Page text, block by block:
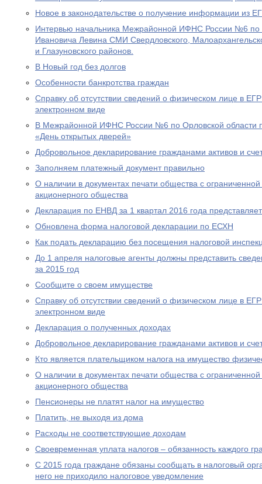
Новое в законодательстве о получение информации из
Интервью начальника Межрайонной ИФНС России №6 по
Ивановича Левина СМИ Свердловского,
и Глазуновского районов.
В Новый год без долгов
Особенности банкротства граждан
Справку об отсутствии сведений о физическом лице в
электронном виде
В Межрайонной ИФНС России №6 по Орловской области
«День открытых дверей»
Добровольное декларирование гражданами активов и
Заполняем платежный документ правильно
О наличии в документах печати общества с ограниченной
акционерного общества
Декларация по ЕНВД за 1 квартал 2016 года
Обновлена форма налоговой декларации по ЕСХН
Как подать декларацию без посещения налоговой
До 1 апреля налоговые агенты должны представить
за 2015 год
Сообщите о своем имуществе
Справку об отсутствии сведений о физическом лице в
электронном виде
Декларация о полученных доходах
Добровольное декларирование гражданами активов и
Кто является плательщиком налога на имущество
О наличии в документах печати общества с ограниченной
акционерного общества
Пенсионеры не платят налог на имущество
Платить, не выходя из дома
Расходы не соответствующие доходам
Своевременная уплата налогов – обязанность каждого
С 2015 года граждане обязаны сообщать в налоговый
него не приходило налоговое уведомление